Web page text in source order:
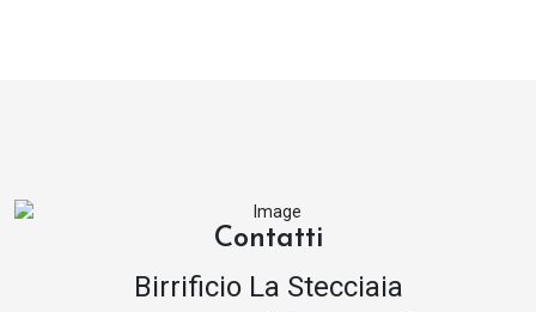
Contatti
Birrificio La Stecciaia